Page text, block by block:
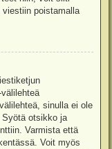
poistamalla
sinulla ei ole
otsikko ja
Varmista että
Voit myös